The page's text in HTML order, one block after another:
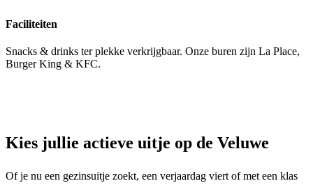
Faciliteiten
Snacks & drinks ter plekke verkrijgbaar. Onze buren zijn La Place,
Burger King & KFC.
Kies jullie actieve uitje op de Veluwe
Of je nu een gezinsuitje zoekt, een verjaardag viert of met een klas